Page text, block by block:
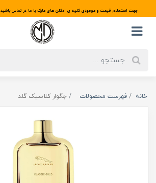
جهت استعلام قیمت و موجودی کلیه ی ادکلن های مارک با ما در تماس باشید
خانه فهرست محصولات جگوار کلاسیک گلد